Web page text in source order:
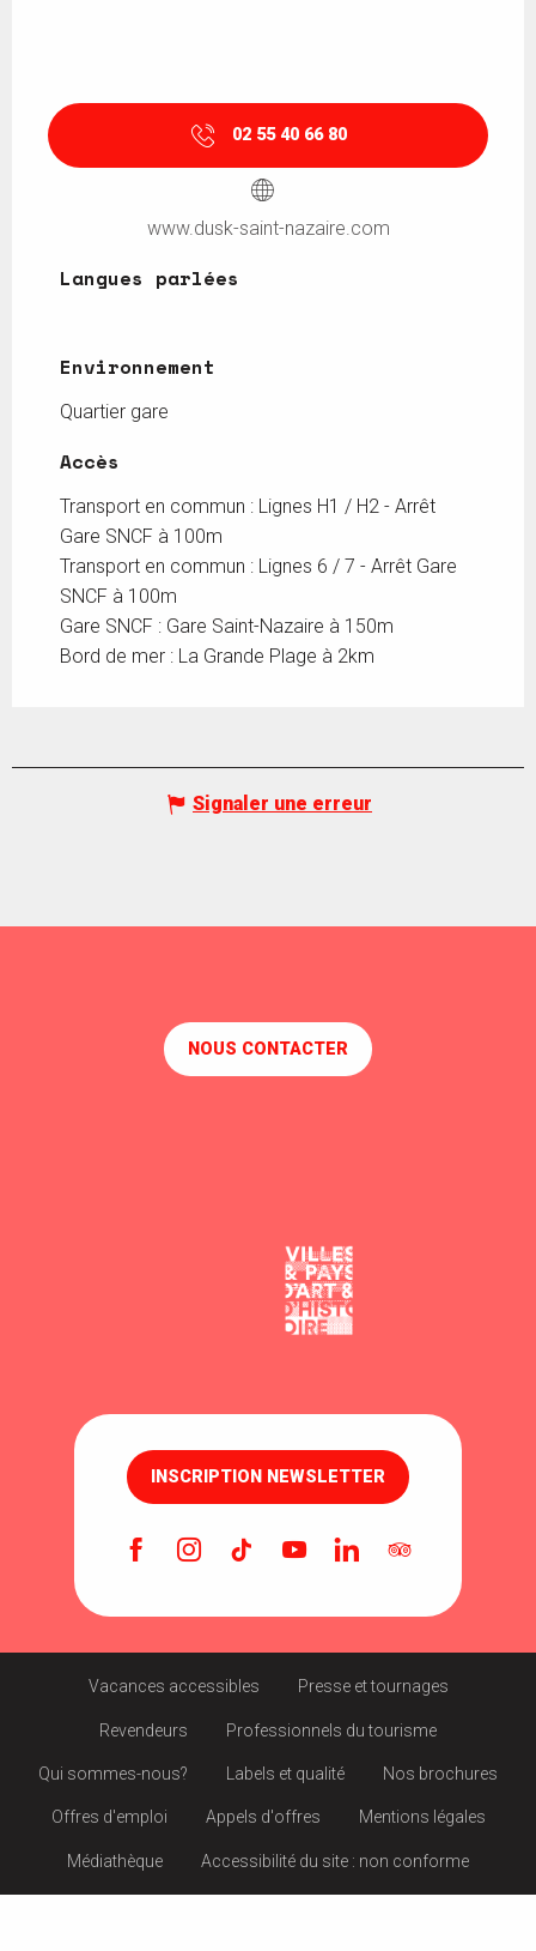
02 55 40 66 80
www.dusk-saint-nazaire.com
Langues parlées
Langues parlées
Environnement
Environnement
Quartier gare
Accès
Accès
Transport en commun : Lignes H1 / H2 - Arrêt
Gare SNCF à 100m
Transport en commun : Lignes 6 / 7 - Arrêt Gare
SNCF à 100m
Gare SNCF : Gare Saint-Nazaire à 150m
Bord de mer : La Grande Plage à 2km
Signaler une erreur
NOUS CONTACTER
INSCRIPTION NEWSLETTER
Vacances accessibles Presse et tournages
Revendeurs Professionnels du tourisme
Qui sommes-nous? Labels et qualité Nos brochures
Offres d'emploi Appels d'offres Mentions légales
Médiathèque Accessibilité du site : non conforme